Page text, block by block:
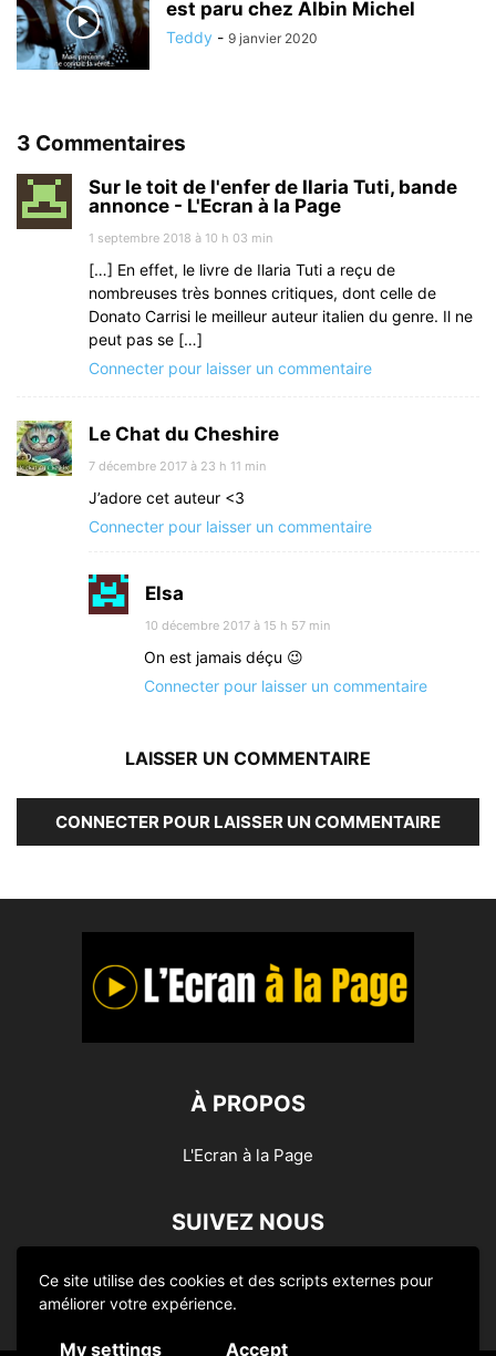
Ce site utilise des cookies et des scripts externes pour
améliorer votre expérience.
My settings Accept
est paru chez Albin Michel
Teddy - 9 janvier 2020
3 Commentaires
Sur le toit de l'enfer de Ilaria Tuti, bande
annonce - L'Ecran à la Page
1 septembre 2018 à 10 h 03 min
[…] En effet, le livre de Ilaria Tuti a reçu de
nombreuses très bonnes critiques, dont celle de
Donato Carrisi le meilleur auteur italien du genre. Il ne
peut pas se […]
Connecter pour laisser un commentaire
Le Chat du Cheshire
7 décembre 2017 à 23 h 11 min
J’adore cet auteur <3
Connecter pour laisser un commentaire
Elsa
10 décembre 2017 à 15 h 57 min
On est jamais déçu 😉
Connecter pour laisser un commentaire
LAISSER UN COMMENTAIRE
CONNECTER POUR LAISSER UN COMMENTAIRE
À PROPOS
L'Ecran à la Page
SUIVEZ NOUS